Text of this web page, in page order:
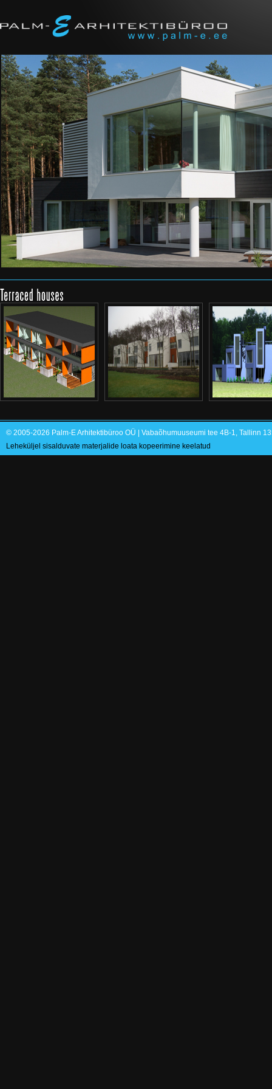
© 2005-2026 Palm-E Arhitektibüroo OÜ | Vabaõhumuuseumi tee 4B-1, Tallinn
Leheküljel sisalduvate materjalide loata kopeerimine keelatud